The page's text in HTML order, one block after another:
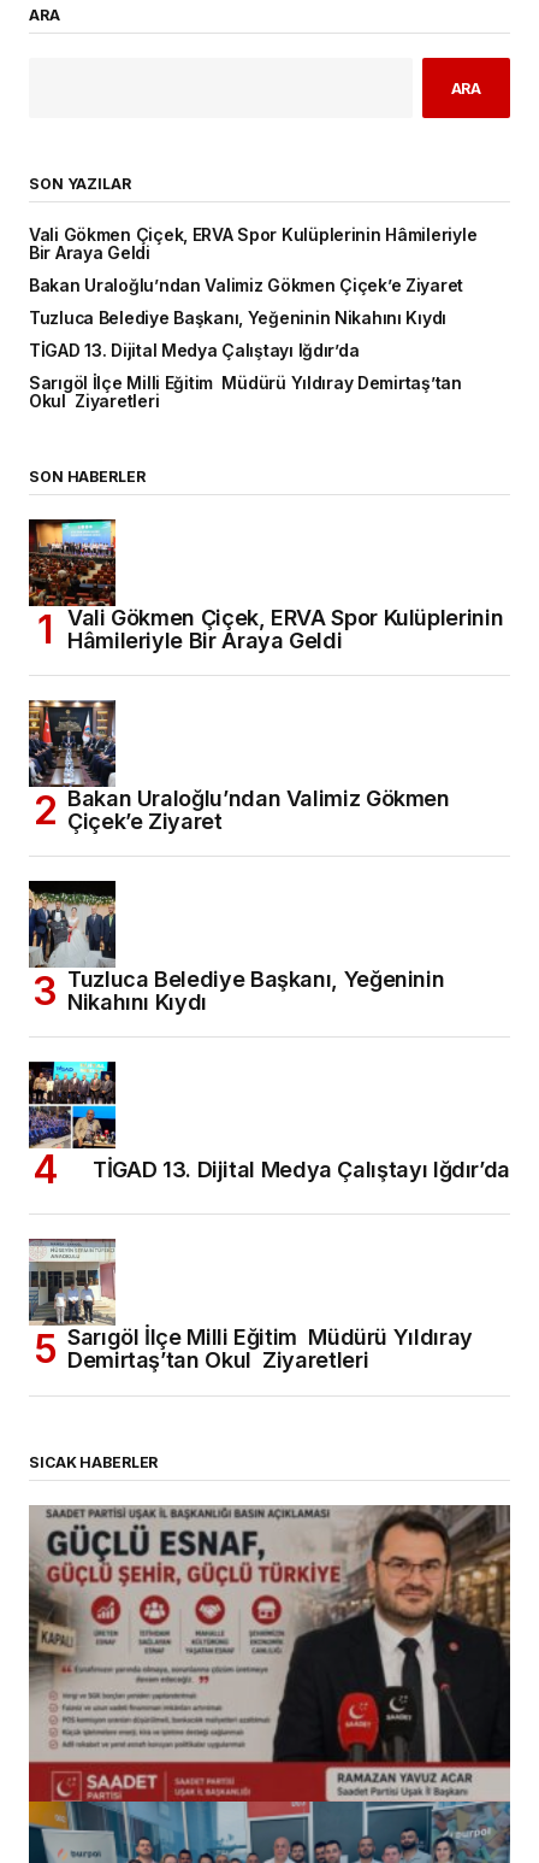
ARA
ARA
SON YAZILAR
Vali Gökmen Çiçek, ERVA Spor Kulüplerinin Hâmileriyle
Bir Araya Geldi
Bakan Uraloğlu’ndan Valimiz Gökmen Çiçek’e Ziyaret
Tuzluca Belediye Başkanı, Yeğeninin Nikahını Kıydı
TİGAD 13. Dijital Medya Çalıştayı Iğdır’da
Sarıgöl İlçe Milli Eğitim Müdürü Yıldıray Demirtaş’tan
Okul Ziyaretleri
SON HABERLER
Vali Gökmen Çiçek, ERVA Spor Kulüplerinin
Hâmileriyle Bir Araya Geldi
Bakan Uraloğlu’ndan Valimiz Gökmen
Çiçek’e Ziyaret
Tuzluca Belediye Başkanı, Yeğeninin
Nikahını Kıydı
TİGAD 13. Dijital Medya Çalıştayı Iğdır’da
Sarıgöl İlçe Milli Eğitim Müdürü Yıldıray
Demirtaş’tan Okul Ziyaretleri
SICAK HABERLER
(başlıksız)
Alaattin Karahan tarafından 14/07/2026